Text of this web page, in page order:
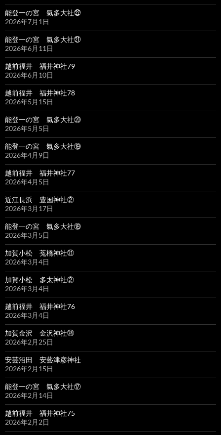
能登一の宮 氣多大社㉒
2026年7月1日
能登一の宮 氣多大社㉑
2026年6月11日
越前福井 福井神社79
2026年6月10日
越前福井 福井神社78
2026年5月15日
能登一の宮 氣多大社⑳
2026年5月5日
能登一の宮 氣多大社⑲
2026年4月9日
越前福井 福井神社77
2026年4月5日
近江長浜 豊国神社②
2026年3月17日
能登一の宮 氣多大社⑱
2026年3月5日
加賀小松 菟橋神社㉑
2026年3月4日
加賀小松 多太神社②
2026年3月4日
越前福井 福井神社76
2026年3月4日
加賀金沢 金沢神社㉔
2026年2月25日
安芸沼田 安藝津彦神社
2026年2月15日
能登一の宮 氣多大社⑰
2026年2月14日
越前福井 福井神社75
2026年2月2日